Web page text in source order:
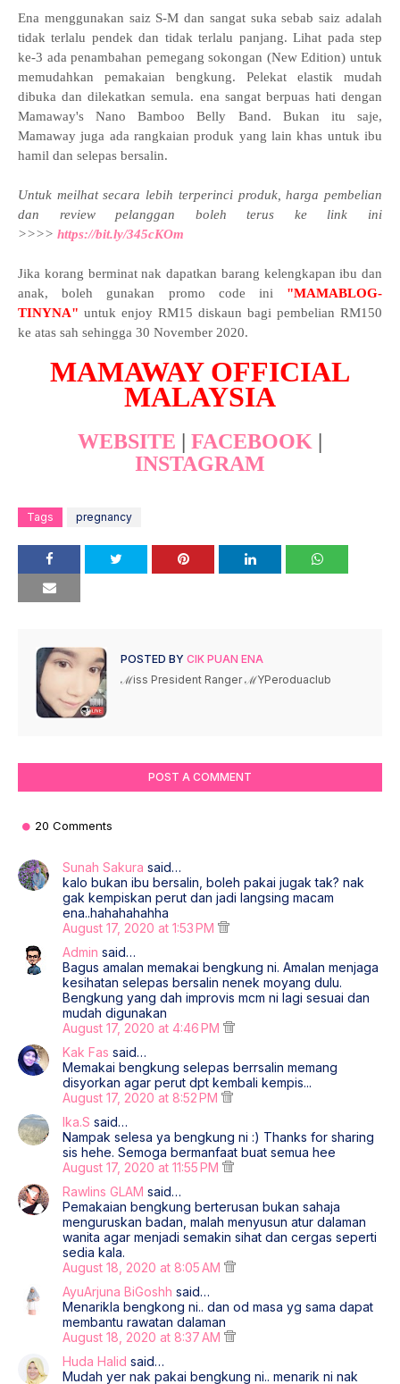
Ena menggunakan saiz S-M dan sangat suka sebab saiz adalah
tidak terlalu pendek dan tidak terlalu panjang. Lihat pada step
ke-3 ada penambahan pemegang sokongan (New Edition) untuk
memudahkan pemakaian bengkung. Pelekat elastik mudah
dibuka dan dilekatkan semula. ena sangat berpuas hati dengan
Mamaway's Nano Bamboo Belly Band. Bukan itu saje,
Mamaway juga ada rangkaian produk yang lain khas untuk ibu
hamil dan selepas bersalin.
Untuk meilhat secara lebih terperinci produk, harga pembelian
dan review pelanggan boleh terus ke link ini
>>>> https://bit.ly/345cKOm
Jika korang berminat nak dapatkan barang kelengkapan ibu dan
anak, boleh gunakan promo code ini "MAMABLOG-
TINYNA" untuk enjoy RM15 diskaun bagi pembelian RM150
ke atas sah sehingga 30 November 2020.
MAMAWAY OFFICIAL
MALAYSIA
WEBSITE FACEBOOK
INSTAGRAM
Tags pregnancy
POSTED BY CIK PUAN ENA
ℳiss President Ranger ℳYPeroduaclub
POST A COMMENT
20 Comments
Sunah Sakura said…
kalo bukan ibu bersalin, boleh pakai jugak tak? nak
gak kempiskan perut dan jadi langsing macam
ena..hahahahahha
August 17, 2020 at 1:53 PM
Admin said…
Bagus amalan memakai bengkung ni. Amalan menjaga
kesihatan selepas bersalin nenek moyang dulu.
Bengkung yang dah improvis mcm ni lagi sesuai dan
mudah digunakan
August 17, 2020 at 4:46 PM
Kak Fas said…
Memakai bengkung selepas berrsalin memang
disyorkan agar perut dpt kembali kempis...
August 17, 2020 at 8:52 PM
Ika.S said…
Nampak selesa ya bengkung ni :) Thanks for sharing
sis hehe. Semoga bermanfaat buat semua hee
August 17, 2020 at 11:55 PM
Rawlins GLAM said…
Pemakaian bengkung berterusan bukan sahaja
menguruskan badan, malah menyusun atur dalaman
wanita agar menjadi semakin sihat dan cergas seperti
sedia kala.
August 18, 2020 at 8:05 AM
AyuArjuna BiGoshh said…
Menarikla bengkong ni.. dan od masa yg sama dapat
membantu rawatan dalaman
August 18, 2020 at 8:37 AM
Huda Halid said…
Mudah yer nak pakai bengkung ni.. menarik ni nak